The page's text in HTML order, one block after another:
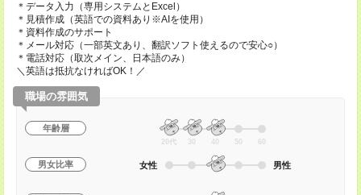
＊データ入力（専用システムとExcel）
＊見積作成（英語での資料あり※AIを使用）
＊資料作成のサポート
＊メール対応（一部英文あり、翻訳ソフト使えるので安心○）
＊電話対応（取次メイン、日本語のみ）
＼英語は抵抗なければOK！／
職場の雰囲気
年齢層
20代 30 40 50 60
男女比率 女性 男性